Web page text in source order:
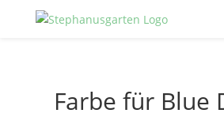
Farbe für Blue